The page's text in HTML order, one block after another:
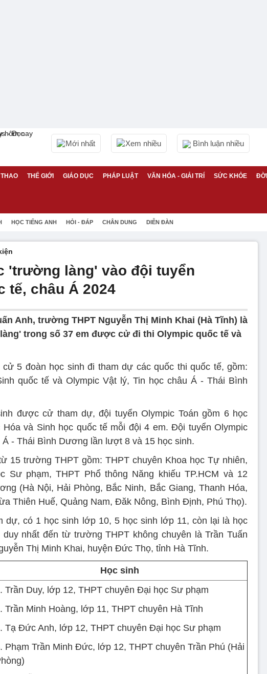
Mới nhất Xem nhiều Bình luận nhiều
THẾ GIỚI GIÁO DỤC PHÁP LUẬT VĂN HÓA - GIẢI TRÍ SỨC KHỎE
HỌC TIẾNG ANH HỎI - ĐÁP CHÂN DUNG DIỄN ĐÀN
'trường làng' vào đội tuyển
tế, châu Á 2024
Anh, trường THPT Nguyễn Thị Minh Khai (Hà Tĩnh) là
trong số 37 em được cử đi thi Olympic quốc tế và
5 đoàn học sinh đi tham dự các quốc thi quốc tế, gồm:
quốc tế và Olympic Vật lý, Tin học châu Á - Thái Bình
được cử tham dự, đội tuyển Olympic Toán gồm 6 học
và Sinh học quốc tế mỗi đội 4 em. Đội tuyển Olympic
Á - Thái Bình Dương lần lượt 8 và 15 học sinh.
15 trường THPT gồm: THPT chuyên Khoa học Tự nhiên,
Sư phạm, THPT Phổ thông Năng khiếu TP.HCM và 12
(Hà Nội, Hải Phòng, Bắc Ninh, Bắc Giang, Thanh Hóa,
Thiên Huế, Quảng Nam, Đăk Nông, Bình Định, Phú Thọ).
dự, có 1 học sinh lớp 10, 5 học sinh lớp 11, còn lại là học
nhất đến từ trường THPT không chuyên là Trần Tuấn
Thị Minh Khai, huyện Đức Thọ, tỉnh Hà Tĩnh.
Học sinh
Trần Duy, lớp 12, THPT chuyên Đại học Sư phạm
Trần Minh Hoàng, lớp 11, THPT chuyên Hà Tĩnh
Tạ Đức Anh, lớp 12, THPT chuyên Đại học Sư phạm
Phạm Trần Minh Đức, lớp 12, THPT chuyên Trần Phú (Hải